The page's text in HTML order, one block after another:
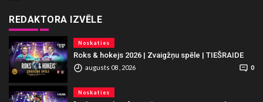
REDAKTORA IZVĒLE
Noskaties
Roks & hokejs 2026 | Zvaigžņu spēle | TIEŠRAIDE
augusts 08 , 2026 0
Noskaties